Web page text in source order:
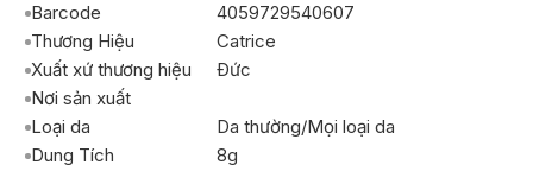
Barcode
4059729540607
Thương Hiệu
Catrice
Xuất xứ thương hiệu
Ðức
Nơi sản xuất
Loại da
Da thường/Mọi loại da
Dung Tích
8g